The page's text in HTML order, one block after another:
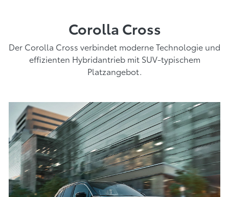
Corolla Cross
Der Corolla Cross verbindet moderne Technologie und
effizienten Hybridantrieb mit SUV-typischem
Platzangebot.